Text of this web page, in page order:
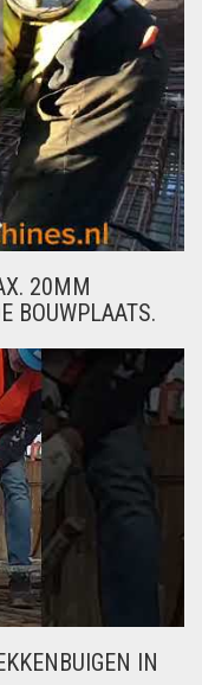
20MM
BOUWPLAATS.
IN